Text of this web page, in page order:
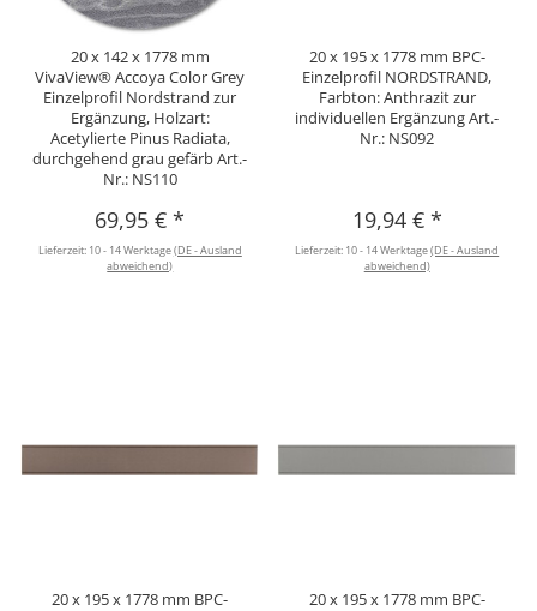
20 x 142 x 1778 mm
VivaView® Accoya Color Grey
Einzelprofil Nordstrand zur
Ergänzung, Holzart:
Acetylierte Pinus Radiata,
durchgehend grau gefärb Art.-
Nr.: NS110
69,95 €*
Lieferzeit: 10 - 14 Werktage(DE - Ausland
abweichend)
20 x 195 x 1778 mm BPC-
Einzelprofil NORDSTRAND,
Farbton: Anthrazit zur
individuellen Ergänzung Art.-
Nr.: NS092
19,94 € *
Lieferzeit: 10 - 14 Werktage(DE - Ausland
abweichend)
20 x 195 x 1778 mm BPC-
20 x 195 x 1778 mm BPC-